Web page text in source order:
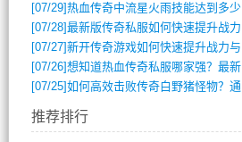
[07/29]热血传奇中流星火雨技能达到多少级可以开始练装备？
[07/28]最新版传奇私服如何快速提升战力与获取稀有装备？
[07/27]新开传奇游戏如何快速提升战力与获取稀有装备？
[07/26]想知道热血传奇私服哪家强？最新排行榜攻略全解析
[07/25]如何高效击败传奇白野猪怪物？通关技巧全解析
推荐排行